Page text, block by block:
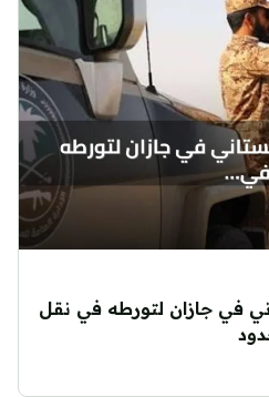
في جازان لتورطه في نقل